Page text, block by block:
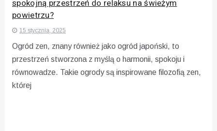
spokojną przestrzeń do relaksu na świeżym
powietrzu?
15 stycznia, 2025
Ogród zen, znany również jako ogród japoński, to
przestrzeń stworzona z myślą o harmonii, spokoju i
równowadze. Takie ogrody są inspirowane filozofią zen,
której